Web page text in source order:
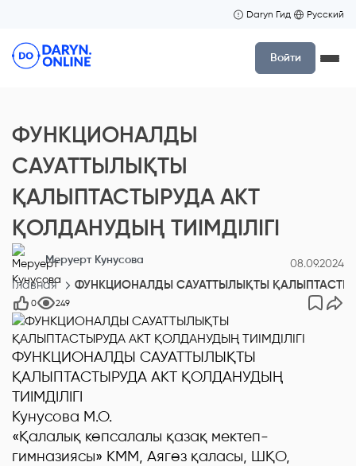
Daryn Гид Русский
Войти
ФУНКЦИОНАЛДЫ
САУАТТЫЛЫҚТЫ
ҚАЛЫПТАСТЫРУДА АКТ
ҚОЛДАНУДЫҢ ТИІМДІЛІГІ
Меруерт Кунусова 08.09.2024
Главная ФУНКЦИОНАЛДЫ САУАТТЫЛЫҚТЫ
0 249
ФУНКЦИОНАЛДЫ САУАТТЫЛЫҚТЫ
ҚАЛЫПТАСТЫРУДА АКТ ҚОЛДАНУДЫҢ
ТИІМДІЛІГІ
Кунусова М.О.
«Қалалық көпсалалы қазақ мектеп-
гимназиясы» КММ, Аягөз қаласы, ШҚО,